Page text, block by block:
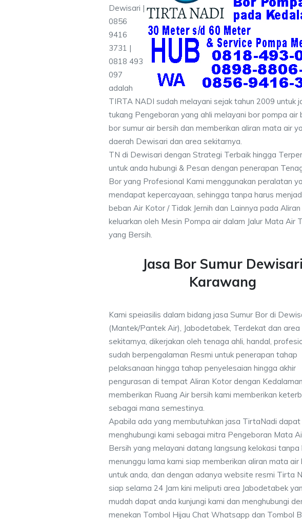
Dewisari |
0856
9416
3731 |
0818 493
097
adalah
TIRTA NADI sudah melayani sejak tahun 2009 untuk
tukang Pengeboran yang ahli melayani bor pompa air
bor sumur air bersih dan memberikan aliran mata air
daerah Dewisari dan area sekitarnya.
TN di Dewisari dengan Strategi Terbaik hingga
untuk anda hubungi & Pesan dengan penerapan
Bor yang Profesional Kami menggunakan peralatan
mendapat kepercayaan, sehingga tanpa harus
beban Air Kotor / Tidak Jernih dan Lainnya pada
keluarkan oleh Mesin Pompa air dalam Jalur Mata Air
yang Bersih.
Jasa Bor Sumur Dewisari
Karawang
Kami speiasilis dalam bidang jasa Sumur Bor di
(Mantek/Pantek Air), Jabodetabek, Terdekat dan area
sekitarnya, dikerjakan oleh tenaga ahli, handal,
sudah berpengalaman Resmi untuk penerapan tahap
pelaksanaan hingga tahap penyelesaian hingga akhir
pengurasan di tempat Aliran Kotor dengan
memberikan Ruang Air bersih kami memberikan
sebagai mana semestinya.
Apabila ada yang membutuhkan jasa TirtaNadi
menghubungi kami sebagai mitra Pengeboran Mata
Bersih yang melayani datang langsung kelokasi tanpa
menunggu lama kami siap memberikan aliran mata air
untuk anda, dan dengan adanya website resmi Tirta
siap selama 24 Jam kini meliputi area Jabodetabek
mudah dapat anda kunjungi kami dan menghubungi
menekan Tombol Hijau Chat Whatsapp dan Tombol